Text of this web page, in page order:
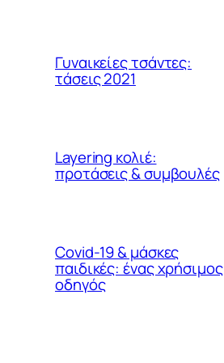
Γυναικείες τσάντες:
τάσεις 2021
Layering κολιέ:
προτάσεις & συμβουλές
Covid-19 & μάσκες
παιδικές: ένας χρήσιμος
οδηγός